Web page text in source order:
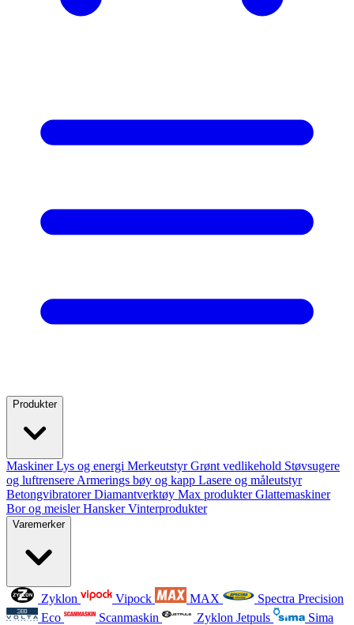
Produkter
MaskinerLys og energi MerkeutstyrGrønt vedlikehold Støvsugere
og luftrensere Armerings bøy og kapp Lasere og måleutstyr
BetongvibratorerDiamantverktøy Max produkterGlattemaskiner
Bor og meislerHanskerVinterprodukter
Varemerker
Zyklon Vipock MAX
Spectra Precision
Eco
Scanmaskin Zyklon Jetpuls
Sima